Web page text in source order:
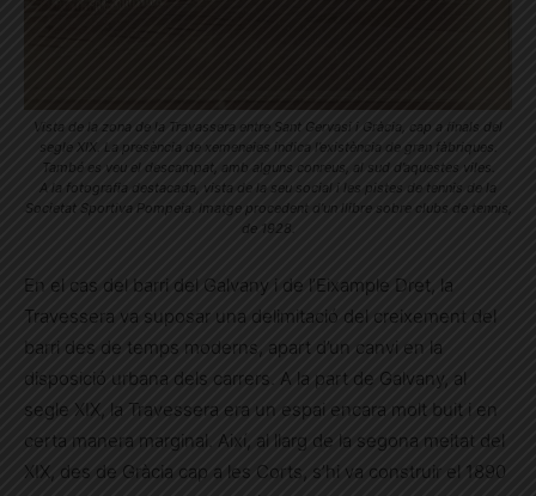
Vista de la zona de la Travassera entre Sant Gervasi i Gràcia, cap a finals del
segle XIX. La presència de xemeneies indica l’existència de gran fàbriques.
També es veu el descampat, amb alguns conreus, al sud d’aquestes viles.
A la fotografia destacada, vista de la seu social i les pistes de tennis de la
Societat Sportiva Pompeia. Imatge procedent d’un llibre sobre clubs de tennis,
de 1928.
En el cas del barri del Galvany i de l’Eixample Dret, la
Travessera va suposar una delimitació del creixement del
barri des de temps moderns, apart d’un canvi en la
disposició urbana dels carrers. A la part de Galvany, al
segle XIX, la Travessera era un espai encara molt buit i en
certa manera marginal. Així, al llarg de la segona meitat del
XIX, des de Gràcia cap a les Corts, s’hi va construir el 1890